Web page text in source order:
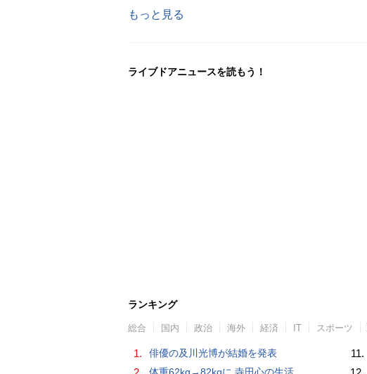
もっと見る
ライブドアニュースを読もう！
ランキング
総合 国内 政治 海外 経済 IT スポーツ
1. 俳優の及川光博が結婚を発表
体重62kg→82kgに 寺田心の生活
11.